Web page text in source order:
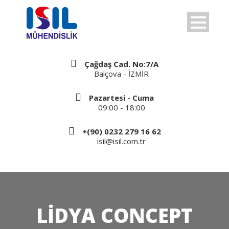
Çağdaş Cad. No:7/A
Balçova - İZMİR
Pazartesi - Cuma
09:00 - 18:00
+(90) 0232 279 16 62
isil@isil.com.tr
LİDYA CONCEPT